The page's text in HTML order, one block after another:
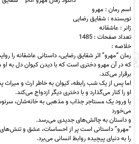
اسم رمان : مهرو
نویسنده : شقایق رضایی
ژانر : عاشقانه
تعداد صفحات : 1485
خلاصه :
رمان “مهرو” اثر شقایق رضایی، داستانی عاشقانه را
که در آن مهرو دختری است که با دیدن کیوان دل به او
برقرار می‌کند.
اما پس از یک شب رابطه، کیوان به خاطر ارث و میراث
او را کنار می‌گذارد و با دختری دیگر ازدواج می‌کند.
با ورود یک مستاجر جذاب و مذهبی به خانه‌شان،
می‌خورد
و داستان به چالش‌های جدیدی می‌رسد.
“مهرو” داستانی است پر از احساسات، عشق و
را به دنیای پیچیده روابط انسانی می‌برد.